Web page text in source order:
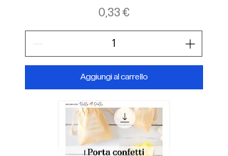
Prezzo
0,33 €
Aggiungi al carrello